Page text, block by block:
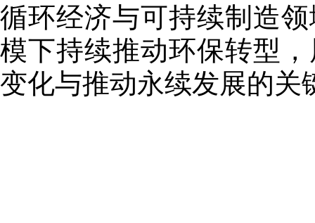
循环经济与可持续制造
模下持续推动环保转型
变化与推动永续发展的关